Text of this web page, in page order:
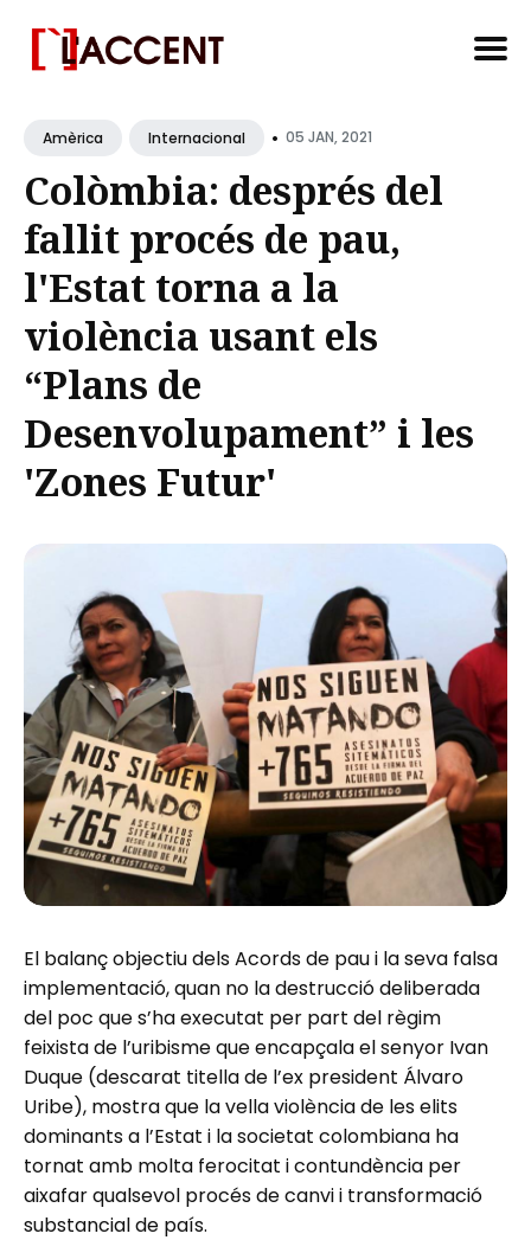
for
Blog
Amèrica Internacional • 05 JAN, 2021
Colòmbia: després del
fallit procés de pau,
l'Estat torna a la
violència usant els
“Plans de
Desenvolupament” i les
'Zones Futur'
El balanç objectiu dels Acords de pau i la seva falsa
implementació, quan no la destrucció deliberada
del poc que s’ha executat per part del règim
feixista de l’uribisme que encapçala el senyor Ivan
Duque (descarat titella de l’ex president Álvaro
Uribe), mostra que la vella violència de les elits
dominants a l’Estat i la societat colombiana ha
tornat amb molta ferocitat i contundència per
aixafar qualsevol procés de canvi i transformació
substancial de país.